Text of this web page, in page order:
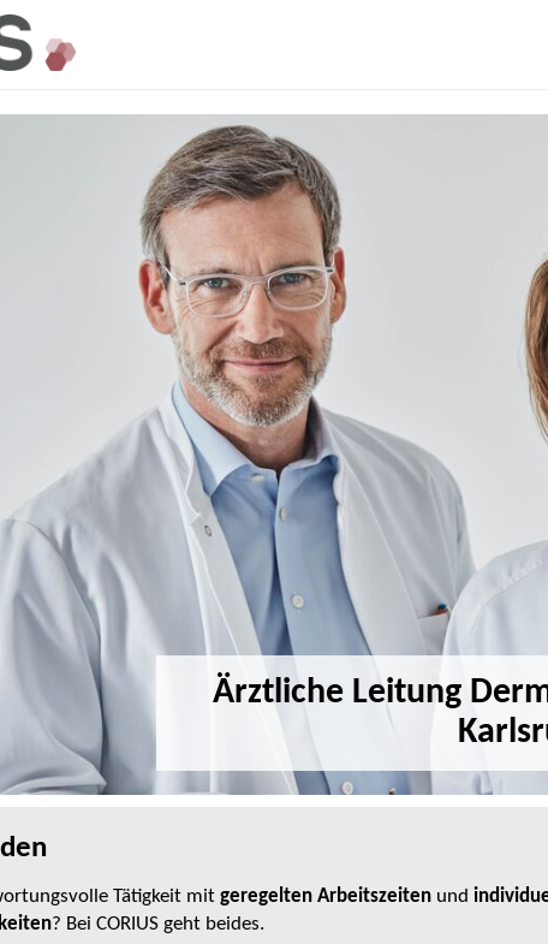
Ärztliche Leitung
Tätigkeit mit geregelten Arbeitszeiten und
? Bei CORIUS geht beides.